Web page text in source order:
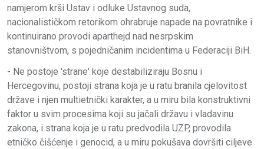
namjerom krši Ustav i odluke Ustavnog suda,
nacionalističkom retorikom ohrabruje napade na povratnike i
kontinuirano provodi aparthejd nad nesrpskim
stanovništvom, s pojedničanim incidentima u Federaciji BiH.
- Ne postoje 'strane' koje destabiliziraju Bosnu i
Hercegovinu, postoji strana koja je u ratu branila cjelovitost
države i njen multietnički karakter, a u miru bila konstruktivni
faktor u svim procesima koji su jačali državu i vladavinu
zakona, i strana koja je u ratu predvodila UZP, provodila
etničko čišćenje i genocid, a u miru pokušava dovršiti ciljeve